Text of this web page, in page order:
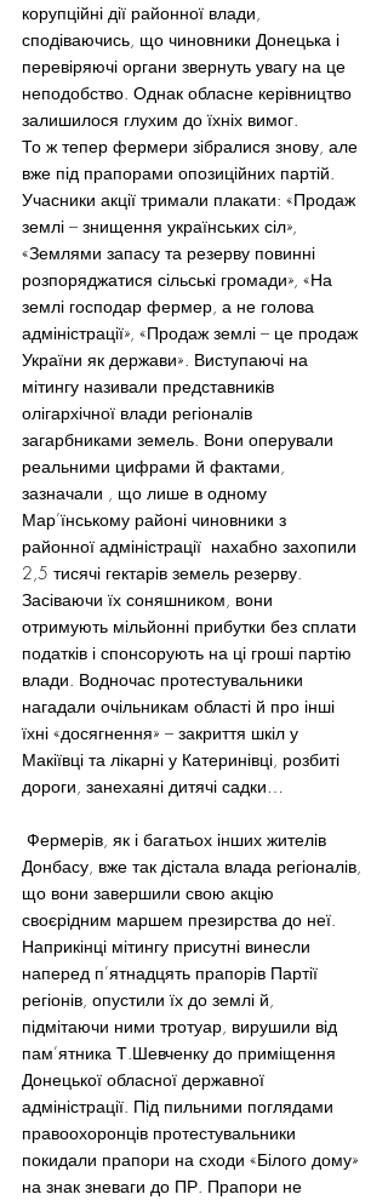
корупційні дії районної влади,
сподіваючись, що чиновники Донецька і
перевіряючі органи звернуть увагу на це
неподобство. Однак обласне керівництво
залишилося глухим до їхніх вимог.
То ж тепер фермери зібралися знову, але
вже під прапорами опозиційних партій.
Учасники акції тримали плакати: «Продаж
землі – знищення українських сіл»,
«Землями запасу та резерву повинні
розпоряджатися сільські громади», «На
землі господар фермер, а не голова
адміністрації», «Продаж землі – це продаж
України як держави». Виступаючі на
мітингу називали представників
олігархічної влади регіоналів
загарбниками земель. Вони оперували
реальними цифрами й фактами,
зазначали , що лише в одному
Мар’їнському районі чиновники з
районної адміністрації  нахабно захопили
2,5 тисячі гектарів земель резерву.
Засіваючи їх соняшником, вони
отримують мільйонні прибутки без сплати
податків і спонсорують на ці гроші партію
влади. Водночас протестувальники
нагадали очільникам області й про інші
їхні «досягнення» – закриття шкіл у
Макіївці та лікарні у Катеринівці, розбиті
дороги, занехаяні дитячі садки…
Донбасу, вже так дістала влада регіоналів,
що вони завершили свою акцію
своєрідним маршем презирства до неї.
Наприкінці мітингу присутні винесли
наперед п’ятнадцять прапорів Партії
регіонів, опустили їх до землі й,
підмітаючи ними тротуар, вирушили від
пам’ятника Т.Шевченку до приміщення
Донецької обласної державної
адміністрації. Під пильними поглядами
правоохоронців протестувальники
покидали прапори на сходи «Білого дому»
на знак зневаги до ПР. Прапори не